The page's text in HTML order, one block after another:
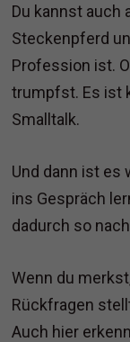
Du kannst auch
Steckenpferd
Profession ist.
trumpfst. Es ist
Smalltalk.
Und dann ist es
ins Gespräch
dadurch so
Wenn du
Rückfragen
Auch hier